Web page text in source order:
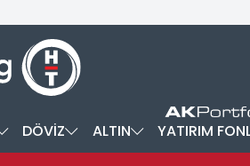
DÖVİZ ALTIN YATIRIM